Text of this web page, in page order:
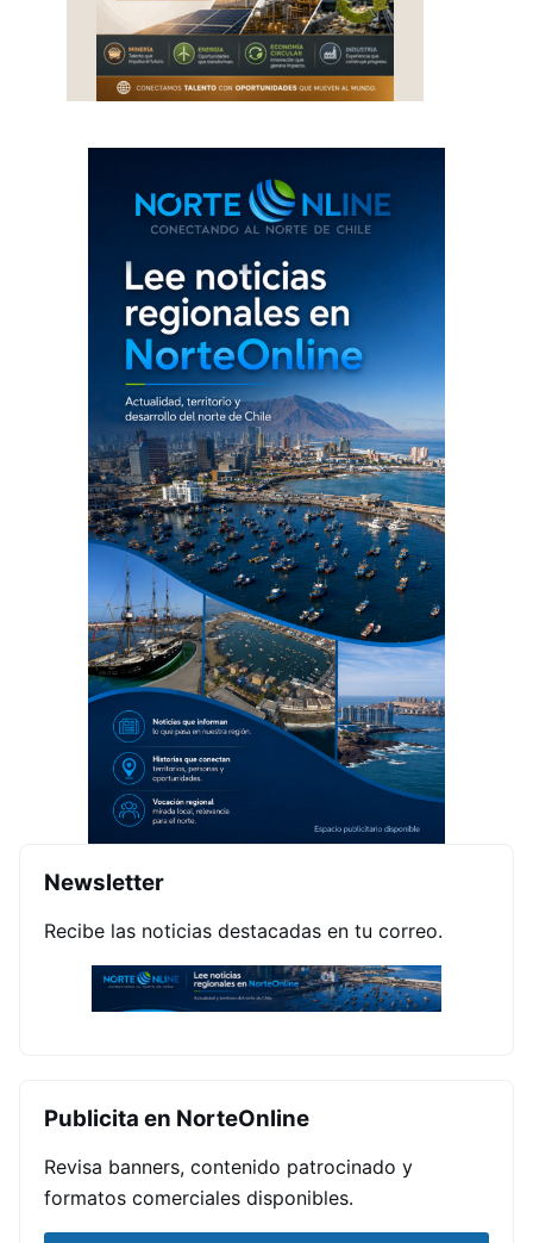
Newsletter
Recibe las noticias destacadas en tu correo.
Publicita en NorteOnline
Revisa banners, contenido patrocinado y
formatos comerciales disponibles.